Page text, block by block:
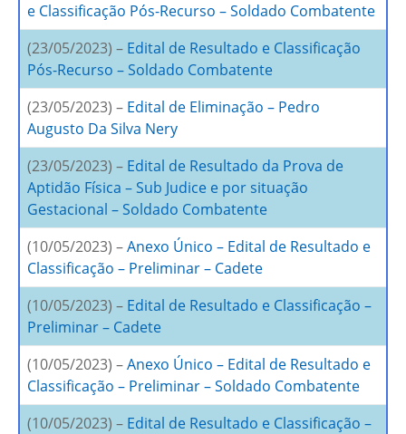
e Classificação Pós-Recurso – Soldado Combatente
(23/05/2023) – Edital de Resultado e Classificação
Pós-Recurso – Soldado Combatente
(23/05/2023) – Edital de Eliminação – Pedro
Augusto Da Silva Nery
(23/05/2023) – Edital de Resultado da Prova de
Aptidão Física – Sub Judice e por situação
Gestacional – Soldado Combatente
(10/05/2023) –Anexo Único – Edital de Resultado e
Classificação – Preliminar – Cadete
(10/05/2023) – Edital de Resultado e Classificação –
Preliminar – Cadete
(10/05/2023) –Anexo Único – Edital de Resultado e
Classificação – Preliminar – Soldado Combatente
(10/05/2023) – Edital de Resultado e Classificação –